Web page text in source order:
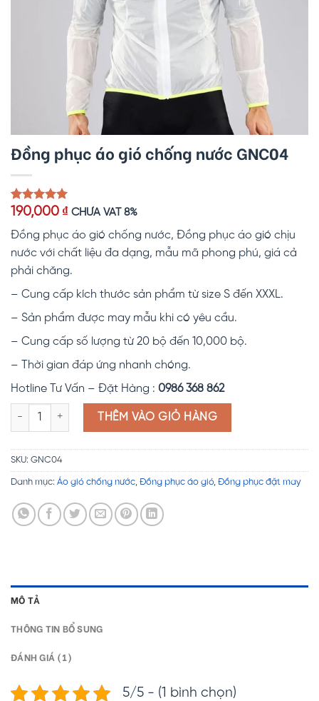
Đồng phục áo gió chống nước GNC04
5.00trên 5
1
đánh giá
190,000 ₫ CHƯA VAT 8%
Đồng phục áo gió chống nước, Đồng phục áo gió chịu
nước với chất liệu đa dạng, mẫu mã phong phú, giá cả
phải chăng.
– Cung cấp kích thước sản phẩm từ size S đến XXXL.
– Sản phẩm được may mẫu khi có yêu cầu.
– Cung cấp số lượng từ 20 bộ đến 10,000 bộ.
– Thời gian đáp ứng nhanh chóng.
Hotline Tư Vấn – Đặt Hàng : 0986 368 862
Đồng phục áo gió chống nước GNC04 số lượng
THÊM VÀO GIỎ HÀNG
SKU: GNC04
Danh mục: Áo gió chống nước, Đồng phục áo gió, Đồng phục đặt may
MÔ TẢ
THÔNG TIN BỔ SUNG
ĐÁNH GIÁ (1)
5/5 - (1 bình chọn)